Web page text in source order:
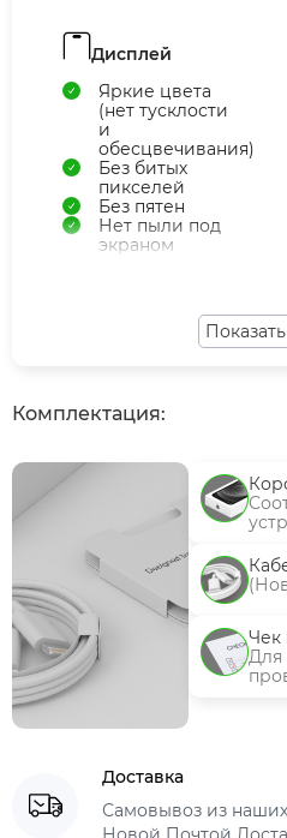
Дисплей
Яркие цвета
(нет тусклости
и
обесцвечивания)
Без битых
пикселей
Без пятен
Нет пыли под
экраном
Комплектация:
Чек
Для
Доставка
Самовывоз из